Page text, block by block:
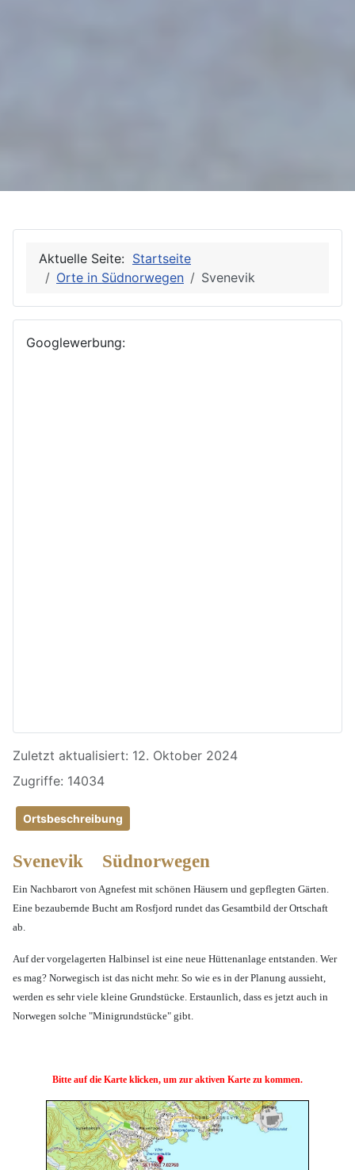
Aktuelle Seite: Startseite
Orte in Südnorwegen
Svenevik
Googlewerbung:
Details
Zuletzt aktualisiert: 12. Oktober 2024
Zugriffe: 14034
Ortsbeschreibung
Svenevik Südnorwegen
Ein Nachbarort von Agnefest mit schönen Häusern und gepflegten Gärten.
Eine bezaubernde Bucht am Rosfjord rundet das Gesamtbild der Ortschaft
ab.
Auf der vorgelagerten Halbinsel ist eine neue Hüttenanlage entstanden. Wer
es mag? Norwegisch ist das nicht mehr. So wie es in der Planung aussieht,
werden es sehr viele kleine Grundstücke. Erstaunlich, dass es jetzt auch in
Norwegen solche "Minigrundstücke" gibt.
Bitte auf die Karte klicken, um zur aktiven Karte zu kommen.